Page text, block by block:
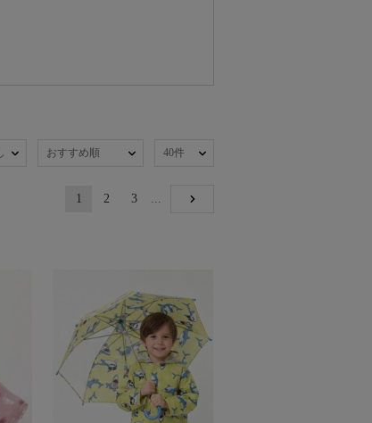
おすすめ順 40件
1 2 3
...